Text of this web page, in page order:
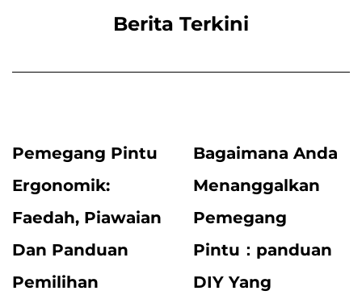
Berita Terkini
Pemegang Pintu
Ergonomik:
Faedah, Piawaian
Dan Panduan
Pemilihan
Bagaimana Anda
Menanggalkan
Pemegang
Pintu：panduan
DIY Yang